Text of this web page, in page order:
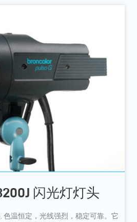
闪光灯灯头
色温恒定，光线强烈，稳定可靠。它